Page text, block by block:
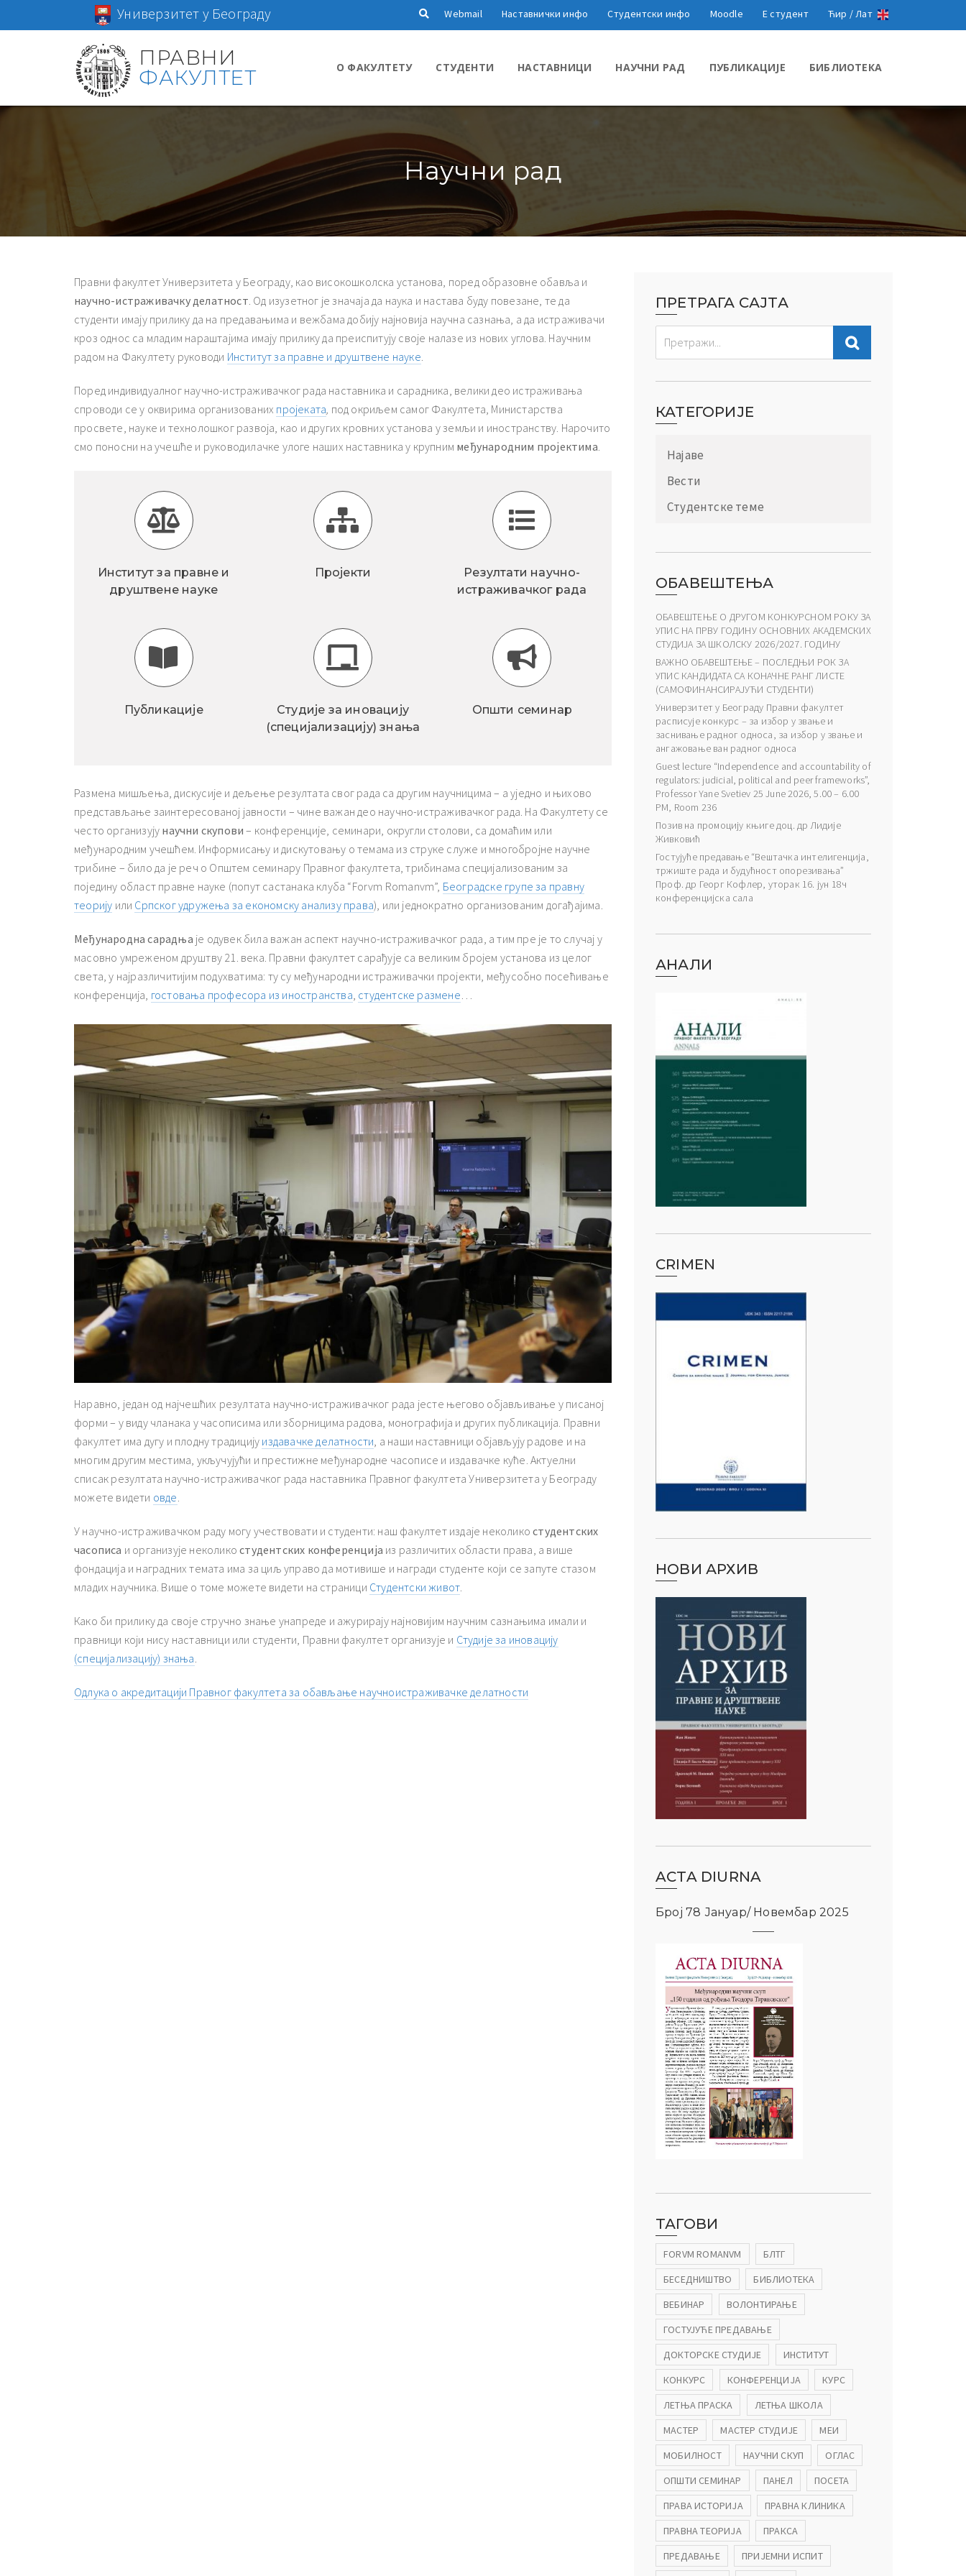
Универзитет у Београду Webmail Наставнички инфо Студентски инфо Moodle Е студент Ћир /Лат
ПРАВНИ
ФАКУЛТЕТ
О ФАКУЛТЕТУ СТУДЕНТИ НАСТАВНИЦИ НАУЧНИ РАД ПУБЛИКАЦИЈЕ БИБЛИОТЕКА
Научни рад
Правни факултет Универзитета у Београду, као високошколска установа, поред образовне обавља и
научно-истраживачку делатност. Од изузетног је значаја да наука и настава буду повезане, те да
студенти имају прилику да на предавањима и вежбама добију најновија научна сазнања, а да истраживачи
кроз однос са младим нараштајима имају прилику да преиспитују своје налазе из нових углова. Научним
радом на Факултету руководи Институт за правне и друштвене науке.
Поред индивидуалног научно-истраживачког рада наставника и сарадника, велики део истраживања
спроводи се у оквирима организованих пројеката, под окриљем самог Факултета, Министарства
просвете, науке и технолошког развоја, као и других кровних установа у земљи и иностранству. Нарочито
смо поносни на учешће и руководилачке улоге наших наставника у крупним међународним пројектима.
Институт за правне и
друштвене науке
Пројекти
Резултати научно-
истраживачког рада
Публикације
Студије за иновацију
(специјализацију) знања
Општи семинар
Размена мишљења, дискусије и дељење резултата свог рада са другим научницима – а уједно и њихово
представљање заинтересованој јавности – чине важан део научно-истраживачког рада. На Факултету се
често организују научни скупови – конференције, семинари, округли столови, са домаћим или
међународним учешћем. Информисању и дискутовању о темама из струке служе и многобројне научне
трибине – било да је реч о Општем семинару Правног факултета, трибинама специјализованим за
поједину област правне науке (попут састанака клуба “Forvm Romanvm”, Београдске групе за правну
теорију или Српског удружења за економску анализу права), или једнократно организованим догађајима.
Међународна сарадња је одувек била важан аспект научно-истраживачког рада, а тим пре је то случај у
масовно умреженом друштву 21. века. Правни факултет сарађује са великим бројем установа из целог
света, у најразличитијим подухватима: ту су међународни истраживачки пројекти, међусобно посећивање
конференција, гостовања професора из иностранства, студентске размене…
Наравно, један од најчешћих резултата научно-истраживачког рада јесте његово објављивање у писаној
форми – у виду чланака у часописима или зборницима радова, монографија и других публикација. Правни
факултет има дугу и плодну традицију издавачке делатности, а наши наставници објављују радове и на
многим другим местима, укључујући и престижне међународне часописе и издавачке куће. Актуелни
списак резултата научно-истраживачког рада наставника Правног факултета Универзитета у Београду
можете видети овде.
У научно-истраживачком раду могу учествовати и студенти: наш факултет издаје неколикостудентских
часописа и организује неколикостудентских конференција из различитих области права, а више
фондација и наградних темата има за циљ управо да мотивише и награди студенте који се запуте стазом
младих научника. Више о томе можете видети на страници Студентски живот.
Како би прилику да своје стручно знање унапреде и ажурирају најновијим научним сазнањима имали и
правници који нису наставници или студенти, Правни факултет организује и Студије за иновацију
(специјализацију) знања.
Одлука о акредитацији Правног факултета за обављање научноистраживачке делатности
ПРЕТРАГА САЈТА
КАТЕГОРИЈЕ
Најаве
Вести
Студентске теме
ОБАВЕШТЕЊА
ОБАВЕШТЕЊЕ О ДРУГОМ КОНКУРСНОМ РОКУ ЗА
УПИС НА ПРВУ ГОДИНУ ОСНОВНИХ АКАДЕМСКИХ
СТУДИЈА ЗА ШКОЛСКУ 2026/2027. ГОДИНУ
ВАЖНО ОБАВЕШТЕЊЕ – ПОСЛЕДЊИ РОК ЗА
УПИС КАНДИДАТА СА КОНАЧНЕ РАНГ ЛИСТЕ
(САМОФИНАНСИРАЈУЋИ СТУДЕНТИ)
Универзитет у Београду Правни факултет
расписује конкурс – за избор у звање и
заснивање радног односа, за избор у звање и
ангажовање ван радног односа
Guest lecture “Independence and accountability of
regulators: judicial, political and peer frameworks”,
Professor Yane Svetiev 25 June 2026, 5.00 – 6.00
PM, Room 236
Позив на промоцију књиге доц. др Лидије
Живковић
Гостујуће предавање “Вештачка интелигенција,
тржиште рада и будућност опорезивања”
Проф. др Георг Кофлер, уторак 16. јун 18ч
конференцијска сала
АНАЛИ
CRIMEN
НОВИ АРХИВ
ACTA DIURNA
Број 78 Јануар/ Новембар 2025
ТАГОВИ
FORVM ROMANVM
БЛТГ
БЕСЕДНИШТВО
БИБЛИОТЕКА
ВЕБИНАР
ВОЛОНТИРАЊЕ
ГОСТУЈУЋЕ ПРЕДАВАЊЕ
ДОКТОРСКЕ СТУДИЈЕ
ИНСТИТУТ
КОНКУРС
КОНФЕРЕНЦИЈА
КУРС
ЛЕТЊА ПРАСКА
ЛЕТЊА ШКОЛА
МАСТЕР
МАСТЕР СТУДИЈЕ
МЕИ
МОБИЛНОСТ
НАУЧНИ СКУП
ОГЛАС
ОПШТИ СЕМИНАР
ПАНЕЛ
ПОСЕТА
ПРАВА ИСТОРИЈА
ПРАВНА КЛИНИКА
ПРАВНА ТЕОРИЈА
ПРАКСА
ПРЕДАВАЊЕ
ПРИЈЕМНИ ИСПИТ